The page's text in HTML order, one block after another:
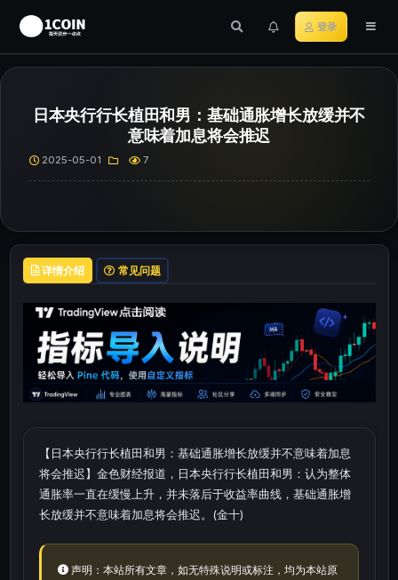
登录
日本央行行长植田和男：基础通胀增长放缓并不
意味着加息将会推迟
2025-05-01 7
详情介绍 常见问题
【日本央行行长植田和男：基础通胀增长放缓并不意味着加息
将会推迟】金色财经报道，日本央行行长植田和男：认为整体
通胀率一直在缓慢上升，并未落后于收益率曲线，基础通胀增
长放缓并不意味着加息将会推迟。(金十)
声明：本站所有文章，如无特殊说明或标注，均为本站原